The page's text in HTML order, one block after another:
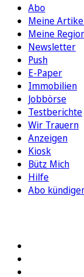
Abo
Meine
Meine
Newsletter
Push
E-Paper
Immobilien
Jobbörse
Testberichte
Wir Trauern
Anzeigen
Kiosk
Bütz Mich
Hilfe
Abo